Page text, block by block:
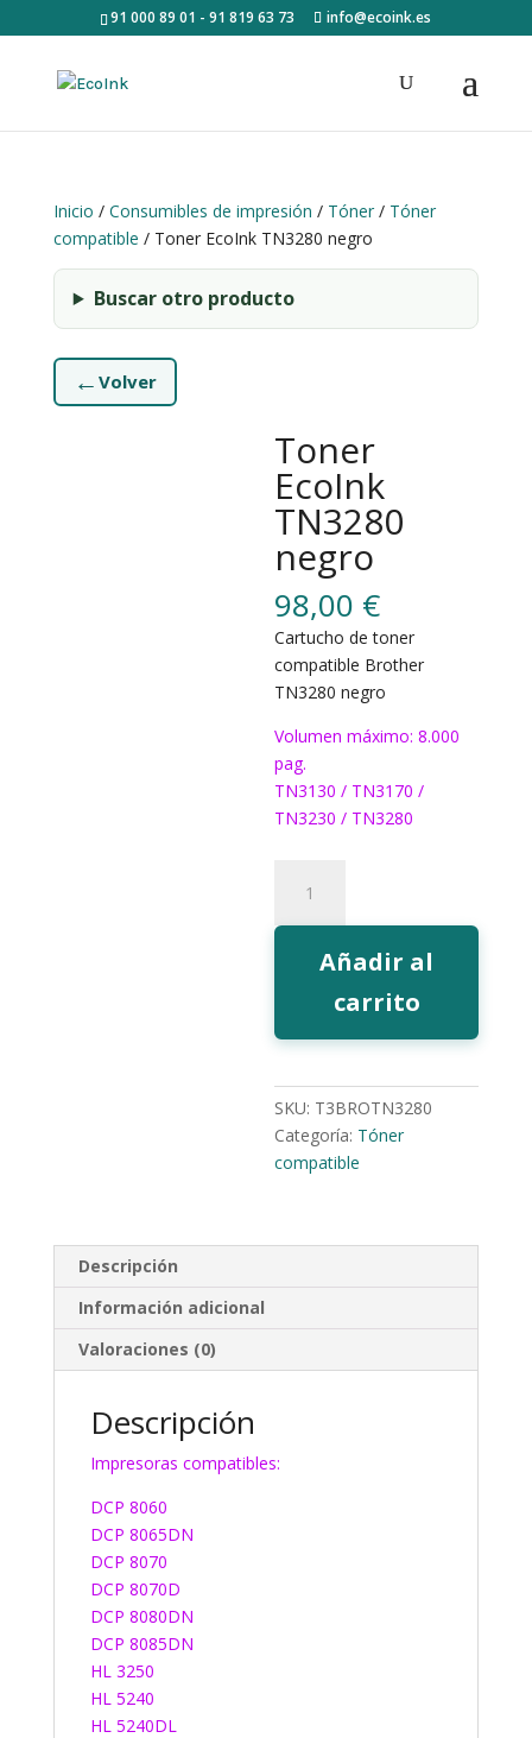
91 000 89 01 - 91 819 63 73 info@ecoink.es
Inicio / Consumibles de impresión / Tóner/ Tóner
compatible / Toner EcoInk TN3280 negro
Buscar otro producto
← Volver
Toner
EcoInk
TN3280
negro
98,00 €
Cartucho de toner
compatible Brother
TN3280 negro
Volumen máximo: 8.000
pag.
TN3130 / TN3170 /
TN3230 / TN3280
EcoInk
TN3280
Añadir al
carrito
SKU: T3BROTN3280
Categoría: Tóner
compatible
Descripción
Información adicional
Valoraciones (0)
Descripción
Impresoras compatibles:
DCP 8060
DCP 8065DN
DCP 8070
DCP 8070D
DCP 8080DN
DCP 8085DN
HL 3250
HL 5240
HL 5240DL